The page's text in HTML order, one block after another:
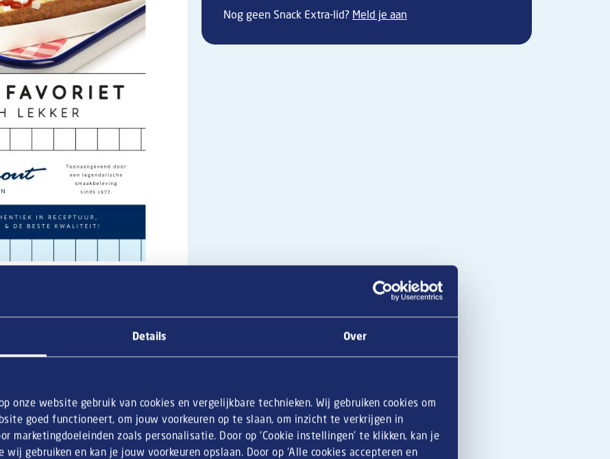
Details Over
onze website gebruik van cookies en vergelijkbare technieken. Wij gebruiken cookies om
goed functioneert, om jouw voorkeuren op te slaan, om inzicht te verkrijgen in
marketingdoeleinden zoals personalisatie. Door op ‘Cookie instellingen’ te klikken, kan je
wij gebruiken en kan je jouw voorkeuren opslaan. Door op ‘Alle cookies accepteren en
Nog geen Snack Extra-lid? Meld je aan